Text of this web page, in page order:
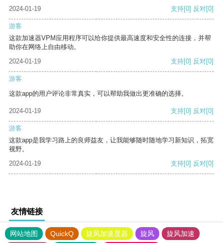
2024-01-19 支持[0] 反对[0]
游客
这款加速器VPM应用程序可以给你提供最高速度和安全性的连接，并帮
助你在网络上自由移动。
2024-01-19
支持[0] 反对[0]
游客
这款app的用户评论非常真实，可以帮助我做出更准确的选择。
2024-01-19 支持[0] 反对[0]
游客
这款app是我学习路上的良师益友，让我能够随时随地学习新知识，拓宽
视野。
2024-01-19
支持[0] 反对[0]
友情链接
网站地图 QuickQ 旋风加速度器 旋风
旋风加速